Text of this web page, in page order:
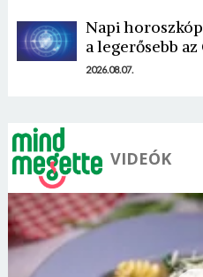
Napi
a legerősebb
2026.08.07.
VIDEÓK
E-mail cím vagy
Mégse